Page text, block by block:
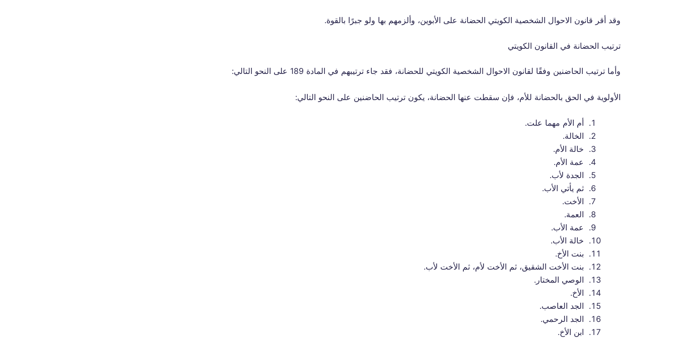
وقد أقر قانون الاحوال الشخصية الكويتي الحضانة على الأبوين، وألزمهم بها ولو جبرًا بالقوة.
ترتيب الحضانة في القانون الكويتي
وأما ترتيب الحاضنين وفقًا لقانون الاحوال الشخصية الكويتي للحضانة، فقد جاء ترتيبهم في المادة 189 على النحو التالي:
الأولوية في الحق بالحضانة للأم، فإن سقطت عنها الحضانة، يكون ترتيب الحاضنين على النحو التالي:
أم الأم مهما علت.
الخالة.
خالة الأم.
عمة الأم.
الجدة لأب.
ثم يأتي الأب.
الأخت.
العمة.
عمة الأب.
خالة الأب.
بنت الأخ.
بنت الأخت الشقيق، ثم الأخت لأم، ثم الأخت لأب.
الوصي المختار.
الأخ.
الجد العاصب.
الجد الرحمي.
ابن الأخ.